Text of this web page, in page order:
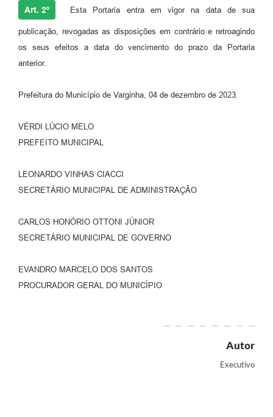
Art. 2º Esta Portaria entra em vigor na data de sua
publicação, revogadas as disposições em contrário e retroagindo
os seus efeitos a data do vencimento do prazo da Portaria
anterior.
Prefeitura do Município de Varginha, 04 de dezembro de 2023.
VÉRDI LÚCIO MELO
PREFEITO MUNICIPAL
LEONARDO VINHAS CIACCI
SECRETÁRIO MUNICIPAL DE ADMINISTRAÇÃO
CARLOS HONÓRIO OTTONI JÚNIOR
SECRETÁRIO MUNICIPAL DE GOVERNO
EVANDRO MARCELO DOS SANTOS
PROCURADOR GERAL DO MUNICÍPIO
Autor
Executivo